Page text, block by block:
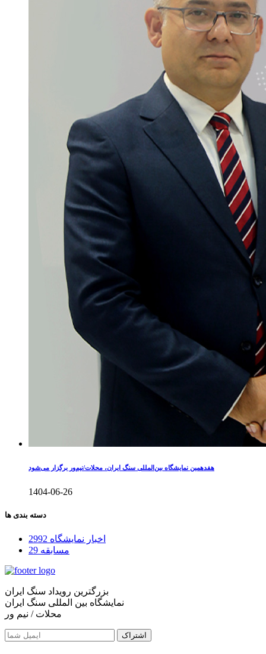
هفدهمین نمایشگاه بین‌المللی سنگ ایران، محلات/نیم‌ور برگزار می‌شود
1404-06-26
دسته بندی ها
اخبار نمایشگاه 2992
مسابقه 29
بزرگترین رویداد سنگ ایران
نمایشگاه بین المللی سنگ ایران
محلات / نیم ور
اشتراک